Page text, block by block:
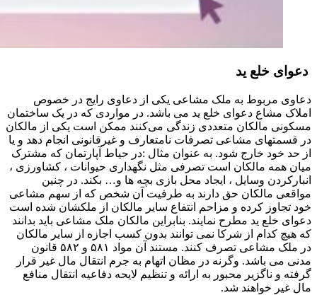
دعوای خلع ید
دعاوی مربوط به ملک مشاعی یکی از دعاوی رایج در خصوص
املاک مشاع دعوای خلع ید می باشد. در مواردی که در یک ساختمان
مسکونی مالکان متعددی زندگی می‌کنند ممکن است یکی از مالکان
در قسمتهای مشاعی تصرفات نامتعارف و غیرقانونی انجام دهد و یا
از حد خود خارج شود. به عنوان مثال :در حیاط آپارتمان که مشترک
میان همه مالکان است تصرفی مثل نگهداری حیوانات ، کشاورزی ،
انبارکردن وسایل ، ایجاد محل بازی بچه ها و… بکند. در چنین
مواقعی مالکان حق دارند به طرفیت آن شخص که از سهم مشاعی
خود تجاوز کرده و مزاحم انتفاع سایر مالکان از ملکشان شده است
دعوای خلع ید مطرح نمایند. بنابراین مالکان ملک مشاعی باید بدانند
که هیچ کدام از شرکا نمی توانند بدون کسب اجازه از سایر مالکان
در ملک مشاعی تصرف کنند. مستند آن مواد ۵۸۱ و ۵۸۲ قانون
مدنی می باشد. وگرنه در مظان اتهام به جرم انتقال مال غیر قرار
گرفته و ناگزیر محبور به ارائه و تنظیم لایحه دفاعیه انتقال منافع
مال غیر خواهند شد.